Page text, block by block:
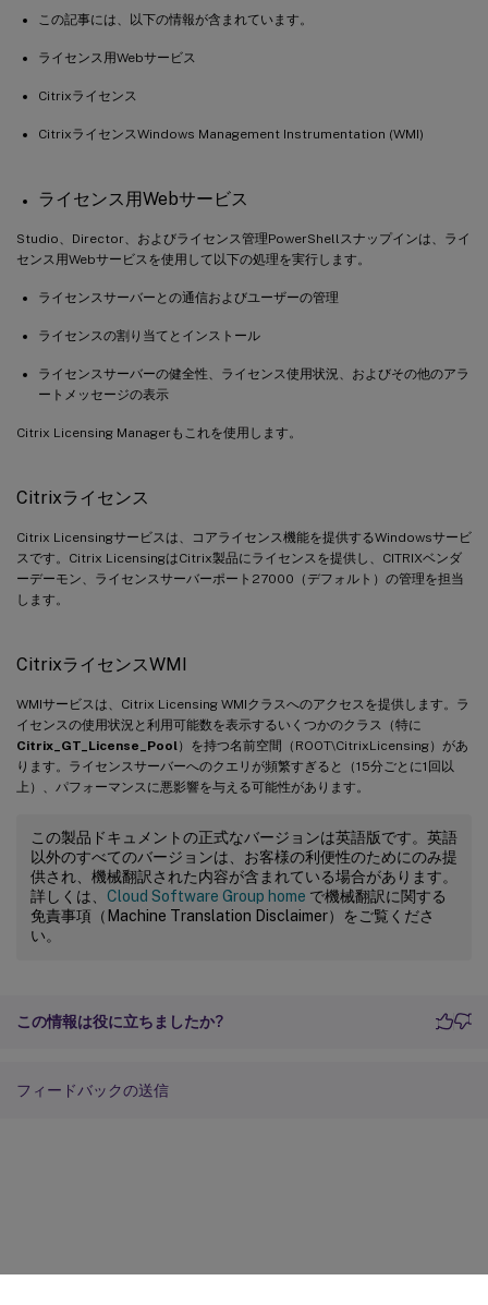
この記事には、以下の情報が含まれています。
ライセンス用Webサービス
Citrixライセンス
CitrixライセンスWindows Management Instrumentation (WMI)
ライセンス用Webサービス
Studio、Director、およびライセンス管理PowerShellスナップインは、ライ
センス用Webサービスを使用して以下の処理を実行します。
ライセンスサーバーとの通信およびユーザーの管理
ライセンスの割り当てとインストール
ライセンスサーバーの健全性、ライセンス使用状況、およびその他のアラ
ートメッセージの表示
Citrix Licensing Managerもこれを使用します。
Citrixライセンス
Citrix Licensingサービスは、コアライセンス機能を提供するWindowsサービ
スです。Citrix LicensingはCitrix製品にライセンスを提供し、CITRIXベンダ
ーデーモン、ライセンスサーバーポート27000（デフォルト）の管理を担当
します。
CitrixライセンスWMI
WMIサービスは、Citrix Licensing WMIクラスへのアクセスを提供します。ラ
イセンスの使用状況と利用可能数を表示するいくつかのクラス（特に
Citrix_GT_License_Pool ）を持つ名前空間（ROOT\CitrixLicensing）があ
ります。ライセンスサーバーへのクエリが頻繁すぎると（15分ごとに1回以
上）、パフォーマンスに悪影響を与える可能性があります。
この製品ドキュメントの正式なバージョンは英語版です。英語
以外のすべてのバージョンは、お客様の利便性のためにのみ提
供され、機械翻訳された内容が含まれている場合があります。
詳しくは、 Cloud Software Group home で機械翻訳に関する
免責事項（Machine Translation Disclaimer）をご覧くださ
い。
この情報は役に立ちましたか?
フィードバックの送信